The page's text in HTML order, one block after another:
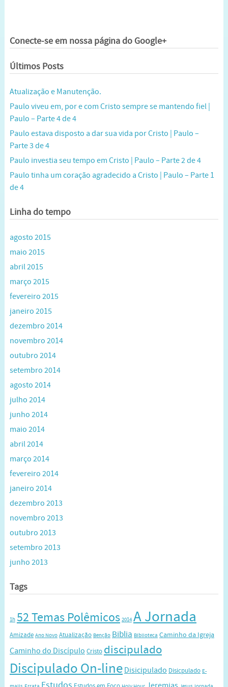
Conecte-se em nossa página do Google+
Últimos Posts
Atualização e Manutenção.
Paulo viveu em, por e com Cristo sempre se mantendo fiel |
Paulo – Parte 4 de 4
Paulo estava disposto a dar sua vida por Cristo | Paulo –
Parte 3 de 4
Paulo investia seu tempo em Cristo | Paulo – Parte 2 de 4
Paulo tinha um coração agradecido a Cristo | Paulo – Parte 1
de 4
Linha do tempo
agosto 2015
maio 2015
abril 2015
março 2015
fevereiro 2015
janeiro 2015
dezembro 2014
novembro 2014
outubro 2014
setembro 2014
agosto 2014
julho 2014
junho 2014
maio 2014
abril 2014
março 2014
fevereiro 2014
janeiro 2014
dezembro 2013
novembro 2013
outubro 2013
setembro 2013
junho 2013
Tags
1h 52 Temas Polêmicos 2014 A Jornada
Amizade Ano Novo Atualização Benção Biblia Biblioteca Caminho da Igreja
Caminho do Discípulo Cristo discipulado
Discipulado On-line Disicipulado Disicpulado E-